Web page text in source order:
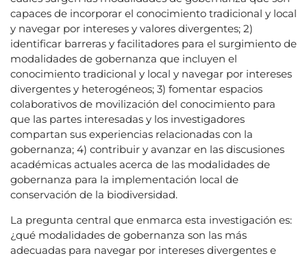
capaces de incorporar el conocimiento tradicional y local
y navegar por intereses y valores divergentes; 2)
identificar barreras y facilitadores para el surgimiento de
modalidades de gobernanza que incluyen el
conocimiento tradicional y local y navegar por intereses
divergentes y heterogéneos; 3) fomentar espacios
colaborativos de movilización del conocimiento para
que las partes interesadas y los investigadores
compartan sus experiencias relacionadas con la
gobernanza; 4) contribuir y avanzar en las discusiones
académicas actuales acerca de las modalidades de
gobernanza para la implementación local de
conservación de la biodiversidad.
La pregunta central que enmarca esta investigación es:
¿qué modalidades de gobernanza son las más
adecuadas para navegar por intereses divergentes e